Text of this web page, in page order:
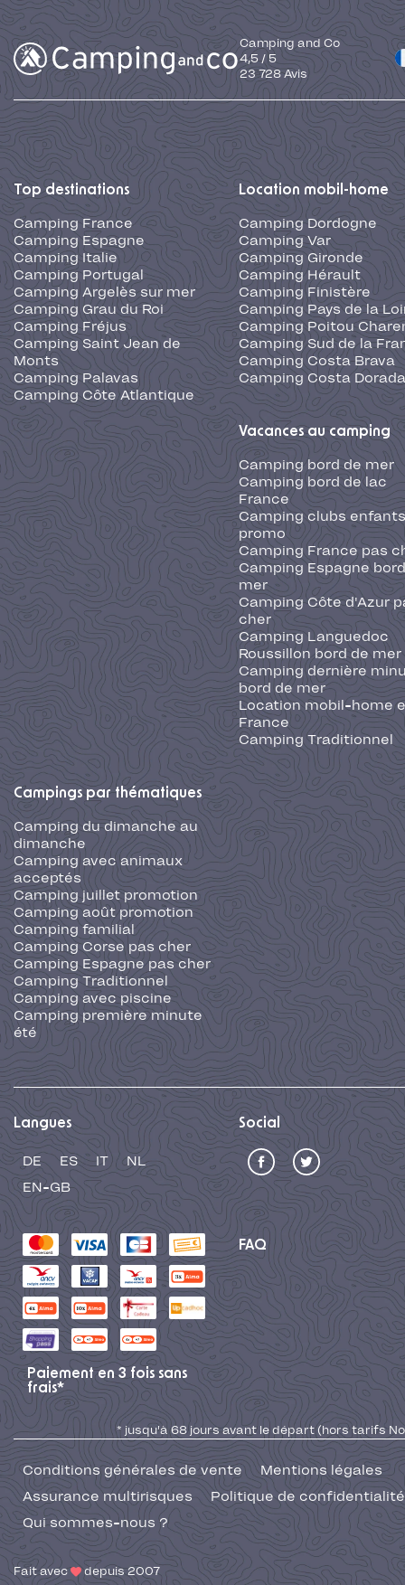
Camping and Co
4,5 / 5
23 728 Avis
Top destinations
Camping France
Camping Espagne
Camping Italie
Camping Portugal
Camping Argelès sur mer
Camping Grau du Roi
Camping Fréjus
Camping Saint Jean de
Monts
Camping Palavas
Camping Côte Atlantique
Location mobil-home
Camping Dordogne
Camping Var
Camping Gironde
Camping Hérault
Camping Finistère
Camping Pays de la
Camping Poitou
Camping Sud de la
Camping Costa Brava
Camping Costa Dorada
Vacances au camping
Camping bord de mer
Camping bord de lac
France
Camping clubs
promo
Camping France pas
Camping Espagne
mer
Camping Côte d'Azur
cher
Camping Languedoc
Roussillon bord de mer
Camping dernière
bord de mer
Location mobil-home
France
Camping Traditionnel
Campings par thématiques
Camping du dimanche au
dimanche
Camping avec animaux
acceptés
Camping juillet promotion
Camping août promotion
Camping familial
Camping Corse pas cher
Camping Espagne pas cher
Camping Traditionnel
Camping avec piscine
Camping première minute
été
Langues
DE ES IT
NL
EN-GB
Social
FAQ
Paiement en 3 fois sans
frais*
* jusqu'à 68 jours avant le départ (hors tarifs No
Conditions générales de vente
Mentions légales
Assurance multirisques
Politique de confidentialité
Qui sommes-nous ?
Fait avec depuis 2007